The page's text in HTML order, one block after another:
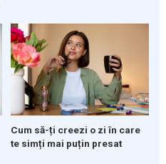
Cum să-ți creezi o zi în care
te simți mai puțin presat